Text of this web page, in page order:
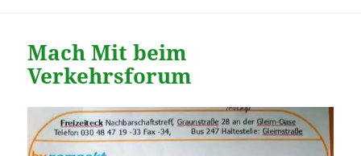
Mach Mit beim
Verkehrsforum